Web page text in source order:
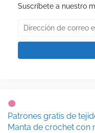
Suscríbete a nuestro
Patrones gratis de
Manta de crochet con